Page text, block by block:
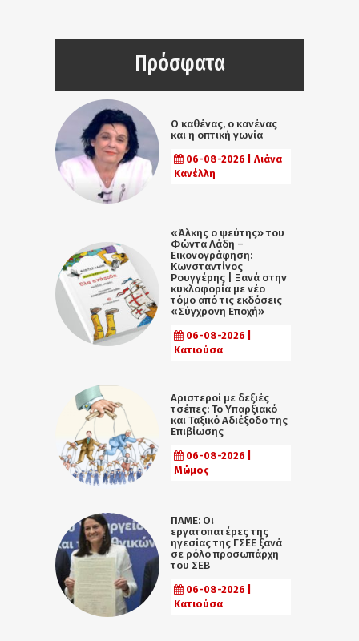
Πρόσφατα
Ο καθένας, ο κανένας
και η οπτική γωνία
06-08-2026 | Λιάνα
Κανέλλη
«Άλκης ο ψεύτης» του
Φώντα Λάδη –
Εικονογράφηση:
Κωνσταντίνος
Ρουγγέρης | Ξανά στην
κυκλοφορία με νέο
τόμο από τις εκδόσεις
«Σύγχρονη Εποχή»
06-08-2026 |
Κατιούσα
Αριστεροί με δεξιές
τσέπες: Το Υπαρξιακό
και Ταξικό Αδιέξοδο της
Επιβίωσης
06-08-2026 |
Μώμος
ΠΑΜΕ: Οι
εργατοπατέρες της
ηγεσίας της ΓΣΕΕ ξανά
σε ρόλο προσωπάρχη
του ΣΕΒ
06-08-2026 |
Κατιούσα